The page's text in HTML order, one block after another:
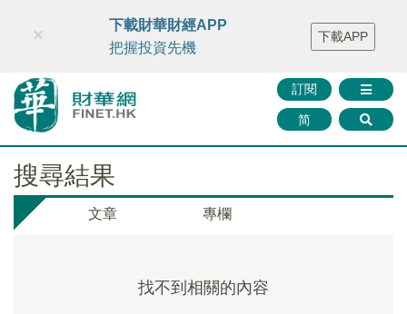
財華智庫網 FINTV FINMETA 財華證券 媒體矩陣
智庫沙龍
聯絡我們
訂閱
简
×
下載財華財經APP
把握投資先機
下載APP
搜尋結果
文章 專欄
找不到相關的內容